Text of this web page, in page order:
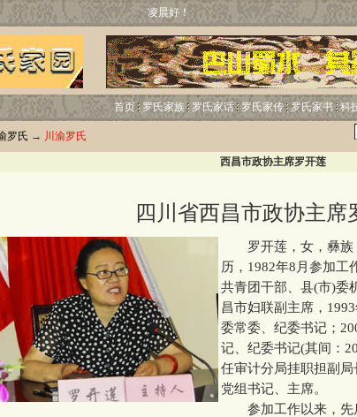
凌晨好！
首页 罗氏家族 罗氏家话 罗氏家传 罗氏家书 科
罗氏 → 川渝罗氏
西昌市政协主席罗开莲
四川省西昌市政协主席
罗开莲，女，彝族
历，1982年8月参加工
共青团干部、县(市)委
昌市妇联副主席，
委常委、纪委书记；
记、纪委书记(其间：
任审计分局挂职担副
党组书记、主席。
参加工作以来，先